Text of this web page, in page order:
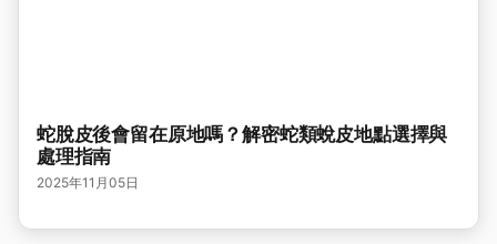
蛇脫皮後會留在原地嗎？解密蛇類蛻皮地點選擇與
處理指南
2025年11月05日